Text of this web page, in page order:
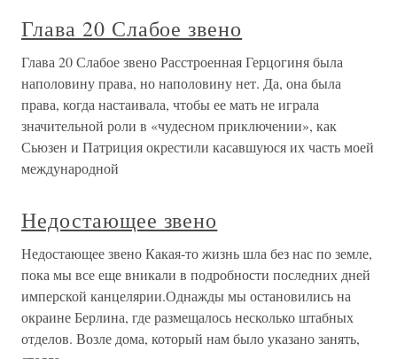
Глава 20 Слабое звено
Глава 20 Слабое звено Расстроенная Герцогиня была
наполовину права, но наполовину нет. Да, она была
права, когда настаивала, чтобы ее мать не играла
значительной роли в «чудесном приключении», как
Сьюзен и Патриция окрестили касавшуюся их часть моей
международной
Недостающее звено
Недостающее звено Какая-то жизнь шла без нас по земле,
пока мы все еще вникали в подробности последних дней
имперской канцелярии.Однажды мы остановились на
окраине Берлина, где размещалось несколько штабных
отделов. Возле дома, который нам было указано занять,